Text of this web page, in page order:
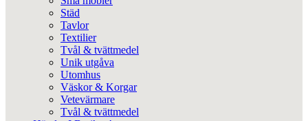
Städ
Tavlor
Textilier
Tvål & tvättmedel
Unik utgåva
Utomhus
Väskor & Korgar
Vetevärmare
Tvål & tvättmedel